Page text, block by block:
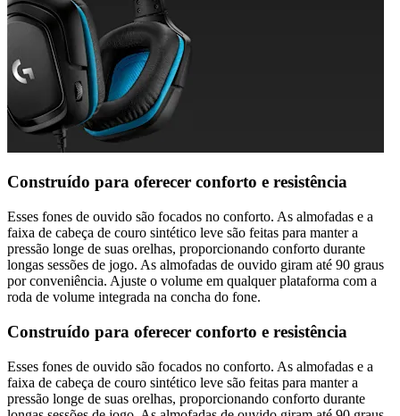
Construído para oferecer conforto e resistência
Esses fones de ouvido são focados no conforto. As almofadas e a
faixa de cabeça de couro sintético leve são feitas para manter a
pressão longe de suas orelhas, proporcionando conforto durante
longas sessões de jogo. As almofadas de ouvido giram até 90 graus
por conveniência. Ajuste o volume em qualquer plataforma com a
roda de volume integrada na concha do fone.
Construído para oferecer conforto e resistência
Esses fones de ouvido são focados no conforto. As almofadas e a
faixa de cabeça de couro sintético leve são feitas para manter a
pressão longe de suas orelhas, proporcionando conforto durante